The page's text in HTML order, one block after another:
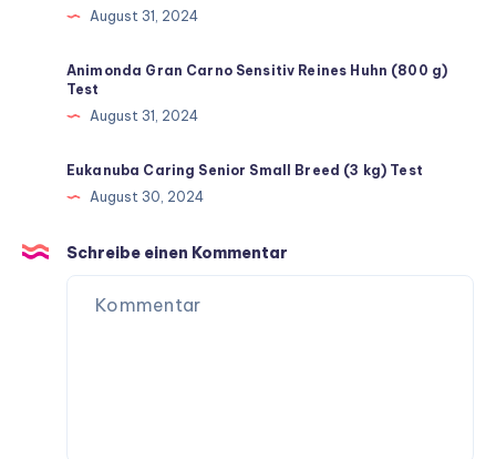
August 31, 2024
Animonda Gran Carno Sensitiv Reines Huhn (800 g)
Test
August 31, 2024
Eukanuba Caring Senior Small Breed (3 kg) Test
August 30, 2024
Schreibe einen Kommentar